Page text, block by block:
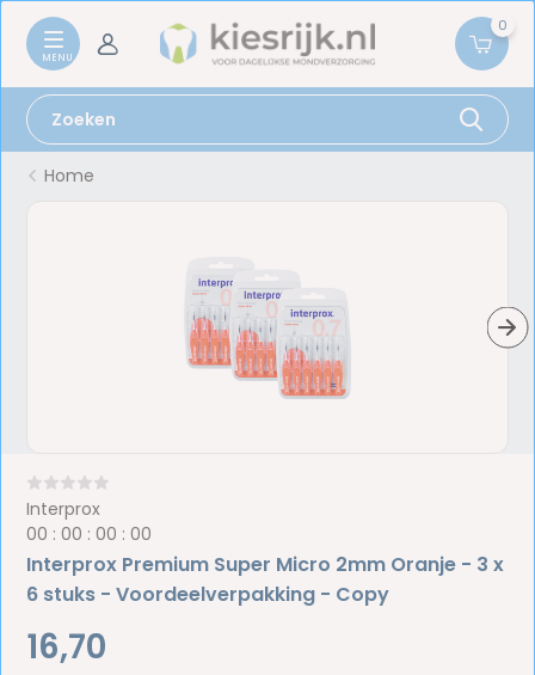
0
Home
Interprox
00 :00 :00 :00
Interprox Premium Super Micro 2mm Oranje - 3 x
6 stuks - Voordeelverpakking - Copy
16,70